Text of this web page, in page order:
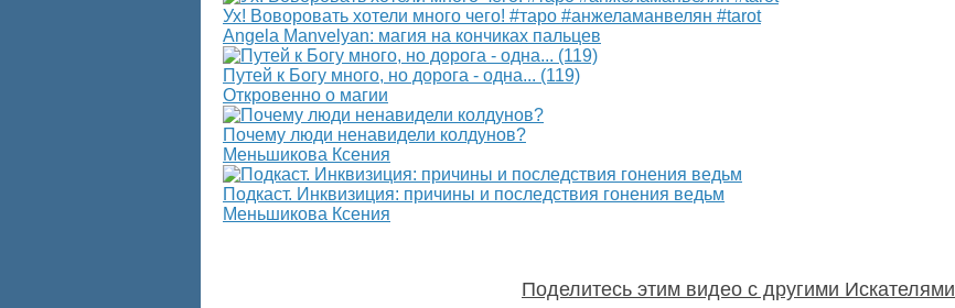
Ух! Воворовать хотели много чего! #таро #анжеламанвелян #tarot
Angela Manvelyan: магия на кончиках пальцев
Путей к Богу много, но дорога - одна... (119)
Откровенно о магии
Почему люди ненавидели колдунов?
Меньшикова Ксения
Подкаст. Инквизиция: причины и последствия гонения ведьм
Меньшикова Ксения
Поделитесь этим видео с другими Искателями